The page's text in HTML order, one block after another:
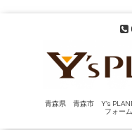
青森県 青森市 Y's
フォー